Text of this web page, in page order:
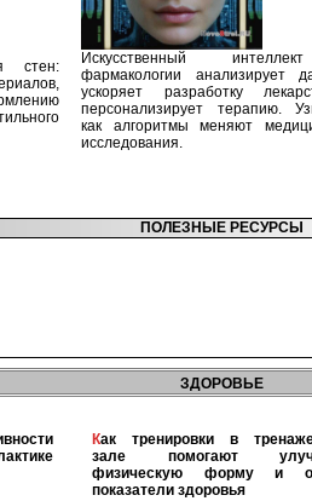
стен:
Искусственный
фармакологии анализирует
ускоряет разработку
персонализирует терапию.
как алгоритмы меняют
исследования.
ПОЛЕЗНЫЕ РЕСУРСЫ
ЗДОРОВЬЕ
Как тренировки в тренажерном
зале помогают
физическую форму и
показатели здоровья